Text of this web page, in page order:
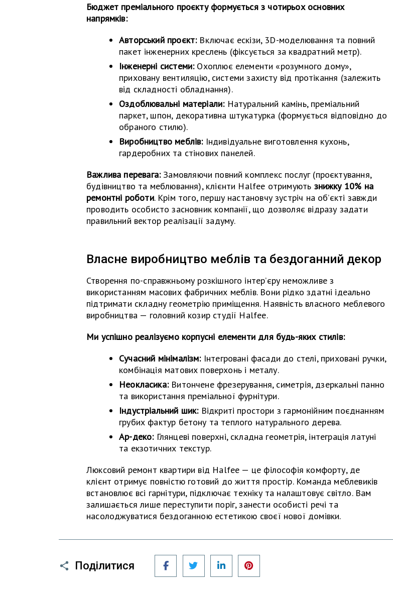
Бюджет преміального проєкту формується з чотирьох основних
напрямків:
Авторський проєкт:Включає ескізи, 3D-моделювання та повний
пакет інженерних креслень (фіксується за квадратний метр).
Інженерні системи:Охоплює елементи «розумного дому»,
приховану вентиляцію, системи захисту від протікання (залежить
від складності обладнання).
Оздоблювальні матеріали:Натуральний камінь, преміальний
паркет, шпон, декоративна штукатурка (формується відповідно до
обраного стилю).
Виробництво меблів:Індивідуальне виготовлення кухонь,
гардеробних та стінових панелей.
Важлива перевага:Замовляючи повний комплекс послуг (проєктування,
будівництво та меблювання), клієнти Halfee отримують знижку 10% на
ремонтні роботи. Крім того, першу настановчу зустріч на об’єкті завжди
проводить особисто засновник компанії, що дозволяє відразу задати
правильний вектор реалізації задуму.
Власне виробництво меблів та бездоганний декор
Створення по-справжньому розкішного інтер’єру неможливе з
використанням масових фабричних меблів. Вони рідко здатні ідеально
підтримати складну геометрію приміщення. Наявність власного меблевого
виробництва — головний козир студії Halfee.
Ми успішно реалізуємо корпусні елементи для будь-яких стилів:
Сучасний мінімалізм:Інтегровані фасади до стелі, приховані ручки,
комбінація матових поверхонь і металу.
Неокласика:Витончене фрезерування, симетрія, дзеркальні панно
та використання преміальної фурнітури.
Індустріальний шик:Відкриті простори з гармонійним поєднанням
грубих фактур бетону та теплого натурального дерева.
Ар-деко:Глянцеві поверхні, складна геометрія, інтеграція латуні
та екзотичних текстур.
Люксовий ремонт квартири від Halfee — це філософія комфорту, де
клієнт отримує повністю готовий до життя простір. Команда меблевиків
встановлює всі гарнітури, підключає техніку та налаштовує світло. Вам
залишається лише переступити поріг, занести особисті речі та
насолоджуватися бездоганною естетикою своєї нової домівки.
Поділитися
Facebook Twitter LinkedIn